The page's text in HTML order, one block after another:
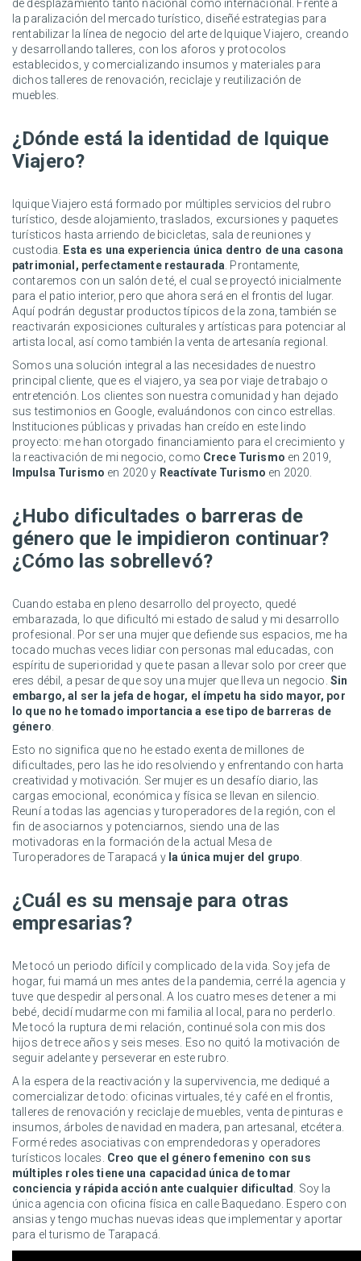
de desplazamiento tanto nacional como internacional. Frente a
la paralización del mercado turístico, diseñé estrategias para
rentabilizar la línea de negocio del arte de Iquique Viajero, creando
y desarrollando talleres, con los aforos y protocolos
establecidos, y comercializando insumos y materiales para
dichos talleres de renovación, reciclaje y reutilización de
muebles.
¿Dónde está la identidad de Iquique
Viajero?
Iquique Viajero está formado por múltiples servicios del rubro
turístico, desde alojamiento, traslados, excursiones y paquetes
turísticos hasta arriendo de bicicletas, sala de reuniones y
custodia.
Esta es una experiencia única dentro de una casona
patrimonial, perfectamente restaurada . Prontamente,
contaremos con un salón de té, el cual se proyectó inicialmente
para el patio interior, pero que ahora será en el frontis del lugar.
Aquí podrán degustar productos típicos de la zona, también se
reactivarán exposiciones culturales y artísticas para potenciar al
artista local, así como también la venta de artesanía regional.
Somos una solución integral a las necesidades de nuestro
principal cliente, que es el viajero, ya sea por viaje de trabajo o
entretención. Los clientes son nuestra comunidad y han dejado
sus testimonios en Google, evaluándonos con cinco estrellas.
Instituciones públicas y privadas han creído en este lindo
proyecto: me han otorgado financiamiento para el crecimiento y
la reactivación de mi negocio, como Crece Turismo en 2019,
Impulsa Turismo en 2020 y Reactívate Turismo en 2020.
¿Hubo dificultades o barreras de
género que le impidieron continuar?
¿Cómo las sobrellevó?
Cuando estaba en pleno desarrollo del proyecto, quedé
embarazada, lo que dificultó mi estado de salud y mi desarrollo
profesional. Por ser una mujer que defiende sus espacios, me ha
tocado muchas veces lidiar con personas mal educadas, con
espíritu de superioridad y que te pasan a llevar solo por creer que
eres débil, a pesar de que soy una mujer que lleva un negocio. Sin
embargo, al ser la jefa de hogar, el ímpetu ha sido mayor, por
lo que no he tomado importancia a ese tipo de barreras de
género
Esto no significa que no he estado exenta de millones de
dificultades, pero las he ido resolviendo y enfrentando con harta
creatividad y motivación. Ser mujer es un desafío diario, las
cargas emocional, económica y física se llevan en silencio.
Reuní a todas las agencias y turoperadores de la región, con el
fin de asociarnos y potenciarnos, siendo una de las
motivadoras en la formación de la actual Mesa de
Turoperadores de Tarapacá y la única mujer del grupo
¿Cuál es su mensaje para otras
empresarias?
Me tocó un periodo difícil y complicado de la vida. Soy jefa de
hogar, fui mamá un mes antes de la pandemia, cerré la agencia y
tuve que despedir al personal. A los cuatro meses de tener a mi
bebé, decidí mudarme con mi familia al local, para no perderlo.
Me tocó la ruptura de mi relación, continué sola con mis dos
hijos de trece años y seis meses. Eso no quitó la motivación de
seguir adelante y perseverar en este rubro.
A la espera de la reactivación y la supervivencia, me dediqué a
comercializar de todo: oficinas virtuales, té y café en el frontis,
talleres de renovación y reciclaje de muebles, venta de pinturas e
insumos, árboles de navidad en madera, pan artesanal, etcétera.
Formé redes asociativas con emprendedoras y operadores
turísticos locales. Creo que el género femenino con sus
múltiples roles tiene una capacidad única de tomar
conciencia y rápida acción ante cualquier dificultad
. Soy la
única agencia con oficina física en calle Baquedano. Espero con
ansias y tengo muchas nuevas ideas que implementar y aportar
para el turismo de Tarapacá.